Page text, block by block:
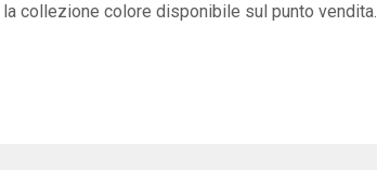
collezione colore disponibile sul punto vendita.